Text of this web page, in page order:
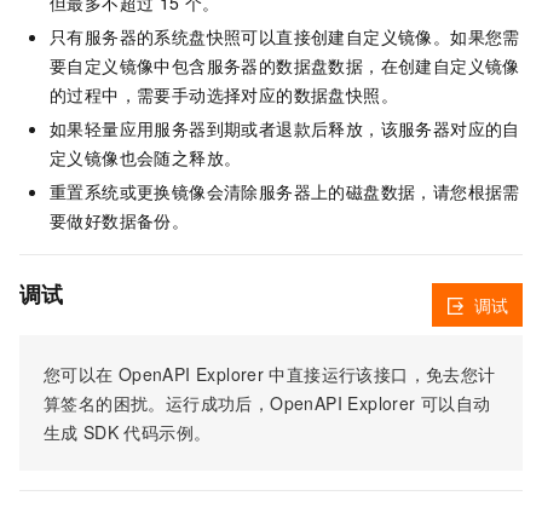
只有服务器的系统盘快照可以直接创建自定义镜像。如果您需
要自定义镜像中包含服务器的数据盘数据，在创建自定义镜像
的过程中，需要手动选择对应的数据盘快照。
如果轻量应用服务器到期或者退款后释放，该服务器对应的自
定义镜像也会随之释放。
重置系统或更换镜像会清除服务器上的磁盘数据，请您根据需
要做好数据备份。
调试
您可以在 OpenAPI Explorer 中直接运行该接口，免去您计
算签名的困扰。运行成功后，OpenAPI Explorer 可以自动
生成 SDK 代码示例。
调试